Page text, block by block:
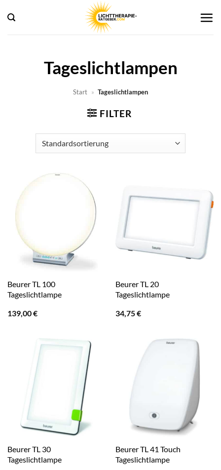
Inhalt
springen
Tageslichtlampen
Start » Tageslichtlampen
FILTER
Beurer TL 100
Tageslichtlampe
139,00€
Beurer TL 20
Tageslichtlampe
34,75€
Beurer TL 30
Tageslichtlampe
Beurer TL 41 Touch
Tageslichtlampe